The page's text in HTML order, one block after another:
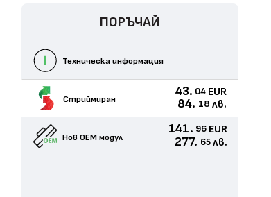
ПОРЪЧАЙ
Техническа информация
Стриймиран
43. 04 EUR
84. 18 лв.
Нов ОЕМ модул
141. 96 EUR
277. 65 лв.